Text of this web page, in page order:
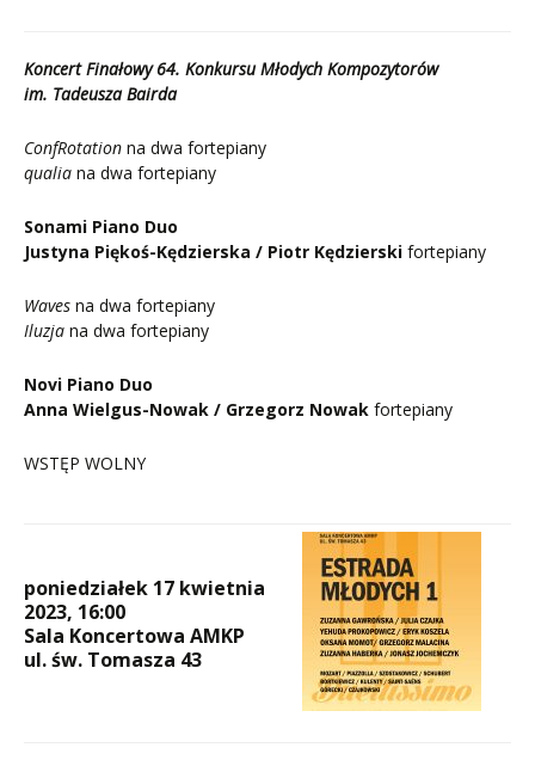
Koncert Finałowy 64. Konkursu Młodych Kompozytorów
im. Tadeusza Bairda
ConfRotation na dwa fortepiany
qualia na dwa fortepiany
Sonami Piano Duo
Justyna Piękoś-Kędzierska / Piotr Kędzierski fortepiany
Waves na dwa fortepiany
Iluzja na dwa fortepiany
Novi Piano Duo
Anna Wielgus-Nowak / Grzegorz Nowak fortepiany
WSTĘP WOLNY
poniedziałek 17 kwietnia
2023, 16:00
Sala Koncertowa AMKP
ul. św. Tomasza 43